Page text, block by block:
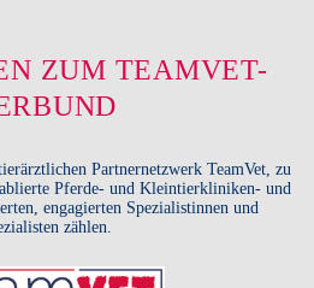
ZUM TEAMVET-
Partnernetzwerk TeamVet, zu
Pferde- und Kleintierkliniken- und
engagierten Spezialistinnen und
zählen.